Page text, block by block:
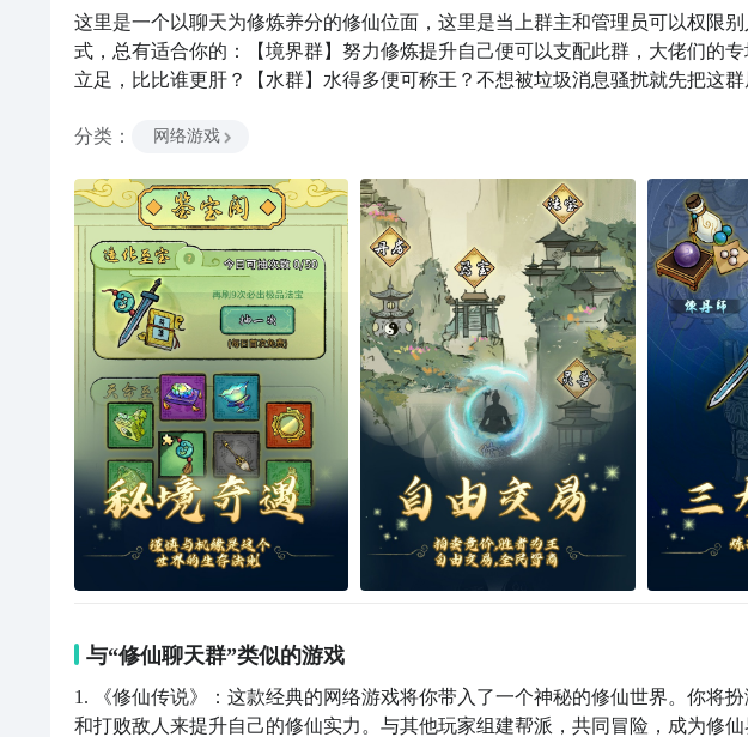
这里是一个以聊天为修炼养分的修仙位面，这里是当上群主和管理员可以权限
式，总有适合你的：【境界群】努力修炼提升自己便可以支配此群，大佬们的
立足，比比谁更肝？【水群】水得多便可称王？不想被垃圾消息骚扰就先把这
主修的副职业，【炼丹师】可以炼制加速修为提升的修为丹，提升突破概率的
己武装到牙齿，还可以通过拍卖行交易赚得盆满钵满！【符咒师】是最特殊的
气运符，可以绘制瞬间打出爆炸伤害越级推图的攻击符，可以绘制逆天改命改
跳过广告的神通符（简直是懒人的福音！）以聊天会仙友，唤自由变万法。欢
分类 ： 网络游戏
与“修仙聊天群”类似的游戏
1. 《修仙传说》：这款经典的网络游戏将你带入了一个神秘的修仙世界。你将
和打败敌人来提升自己的修仙实力。与其他玩家组建帮派，共同冒险，成为修仙